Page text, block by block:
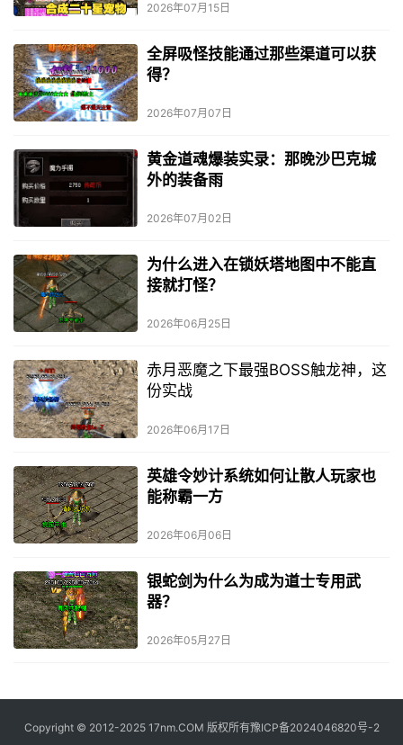
2026年07月15日
全屏吸怪技能通过那些渠道可以获
得？
2026年07月07日
黄金道魂爆装实录：那晚沙巴克城
外的装备雨
2026年07月02日
为什么进入在锁妖塔地图中不能直
接就打怪？
2026年06月25日
赤月恶魔之下最强BOSS触龙神，这
份实战
2026年06月17日
英雄令妙计系统如何让散人玩家也
能称霸一方
2026年06月06日
银蛇剑为什么为成为道士专用武
器？
2026年05月27日
Copyright © 2012-2025 17nm.COM 版权所有豫ICP备2024046820号-2